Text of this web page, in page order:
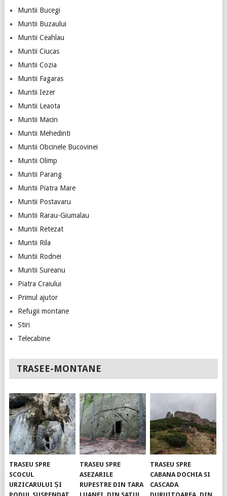
Muntii Bucegi
Muntii Buzaului
Muntii Ceahlau
Muntii Ciucas
Muntii Cozia
Muntii Fagaras
Muntii Iezer
Muntii Leaota
Muntii Macin
Muntii Mehedinti
Muntii Obcinele Bucovinei
Muntii Olimp
Muntii Parang
Muntii Piatra Mare
Muntii Postavaru
Muntii Rarau-Giumalau
Muntii Retezat
Muntii Rila
Muntii Rodnei
Muntii Sureanu
Piatra Craiului
Primul ajutor
Refugii montane
Stiri
Telecabine
TRASEE-MONTANE
TRASEU SPRE
SCOCUL
URZICARULUI ȘI
TRASEU SPRE
ASEZARILE
RUPESTRE DIN TARA
TRASEU SPRE
CABANA DOCHIA SI
CASCADA